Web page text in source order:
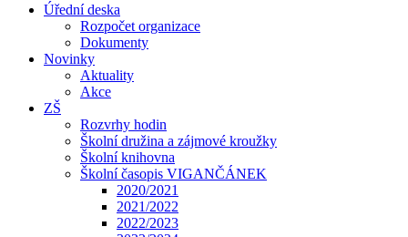
Úřední deska
Rozpočet organizace
Dokumenty
Novinky
Aktuality
Akce
ZŠ
Rozvrhy hodin
Školní družina a zájmové kroužky
Školní knihovna
Školní časopis VIGANČÁNEK
2020/2021
2021/2022
2022/2023